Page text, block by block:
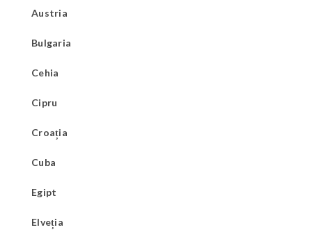
Austria
Bulgaria
Cehia
Cipru
Croația
Cuba
Egipt
Elveția